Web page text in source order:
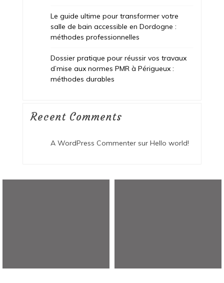
Le guide ultime pour transformer votre
salle de bain accessible en Dordogne :
méthodes professionnelles
Dossier pratique pour réussir vos travaux
d’mise aux normes PMR à Périgueux :
méthodes durables
Recent Comments
A WordPress Commentersur Hello world!